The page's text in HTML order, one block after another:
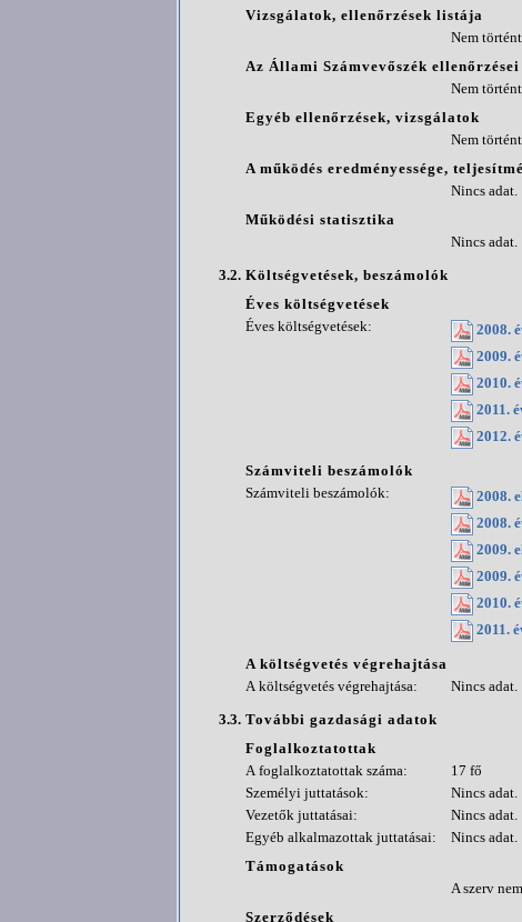
Vizsgálatok, ellenőrzések listája
Nem
Az Állami Számvevőszék ellenőrzései
Nem
Egyéb ellenőrzések, vizsgálatok
Nem
A működés eredményessége,
Nincs adat.
Működési statisztika
Nincs adat.
3.2. Költségvetések, beszámolók
Éves költségvetések
Éves költségvetések:
2008.
2009.
2010.
2011.
2012.
Számviteli beszámolók
Számviteli beszámolók:
2008.
2008.
2009.
2009.
2010.
2011.
A költségvetés végrehajtása
A költségvetés végrehajtása:
Nincs adat.
3.3. További gazdasági adatok
Foglalkoztatottak
A foglalkoztatottak száma:
17 fő
Személyi juttatások:
Nincs adat.
Vezetők juttatásai:
Nincs adat.
Egyéb alkalmazottak juttatásai:
Nincs adat.
Támogatások
A szerv
Szerződések